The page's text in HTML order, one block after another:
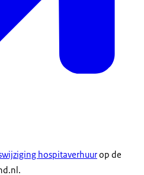
hospitaverhuurop de